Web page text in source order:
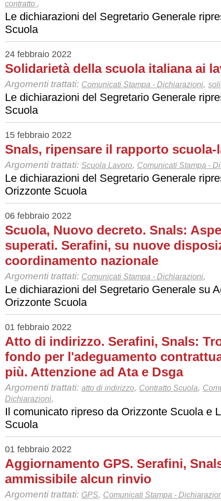
contratto ,
Le dichiarazioni del Segretario Generale
Scuola
24 febbraio 2022
Solidarietà della scuola italiana ai
Argomenti trattati: Comunicati Stampa - Dichiarazioni,
Le dichiarazioni del Segretario Generale
Scuola
15 febbraio 2022
Snals, ripensare il rapporto scuola-
Argomenti trattati: Scuola Lavoro, Comunicati Stampa -
Le dichiarazioni del Segretario Generale
Orizzonte Scuola
06 febbraio 2022
Scuola, Nuovo decreto. Snals:
superati. Serafini, su nuove
coordinamento nazionale
Argomenti trattati: Comunicati Stampa - Dichiarazioni,
Le dichiarazioni del Segretario Generale su
Orizzonte Scuola
01 febbraio 2022
Atto di indirizzo. Serafini, Snals:
fondo per l'adeguamento
più. Attenzione ad Ata e Dsga
Argomenti trattati: atto di indirizzo, Contratto Scuola,
Dichiarazioni,
Il comunicato ripreso da Orizzonte Scuola e
Scuola
01 febbraio 2022
Aggiornamento GPS. Serafini,
ammissibile alcun rinvio
Argomenti trattati: GPS, Comunicati Stampa -